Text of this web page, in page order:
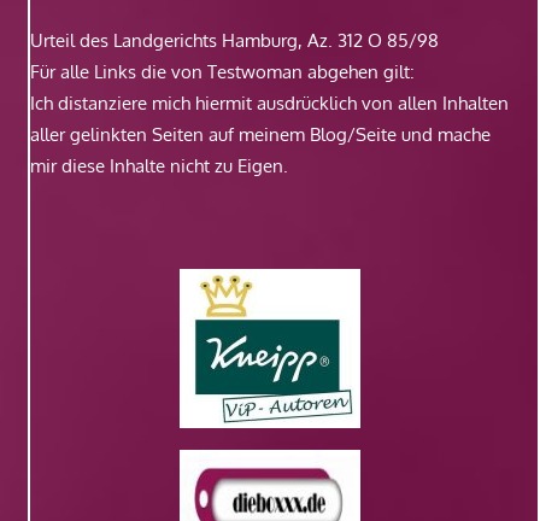
Urteil des Landgerichts Hamburg, Az. 312 O 85/98
Für alle Links die von Testwoman abgehen gilt:
Ich distanziere mich hiermit ausdrücklich von allen Inhalten
aller gelinkten Seiten auf meinem Blog/Seite und mache
mir diese Inhalte nicht zu Eigen.